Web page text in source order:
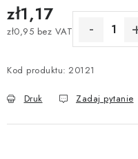
zł1,17
zł0,95 bez VAT
Cena jednostkowa:
Kod produktu: 20121
Druk Zadaj pytanie